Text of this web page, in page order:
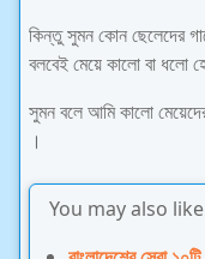
কিন্তু সুমন কোন ছেলেদের
বলবেই মেয়ে কালো বা ধলো
সুমন বলে আমি কালো
।
You may also